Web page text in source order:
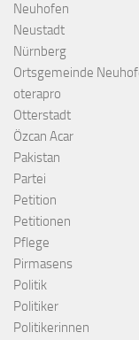
Neuhofen
Neustadt
Nürnberg
Ortsgemeinde
oterapro
Otterstadt
Özcan Acar
Pakistan
Partei
Petition
Petitionen
Pflege
Pirmasens
Politik
Politiker
Politikerinnen